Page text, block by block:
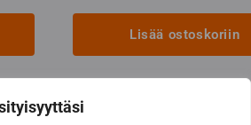
Lisää ostoskoriin